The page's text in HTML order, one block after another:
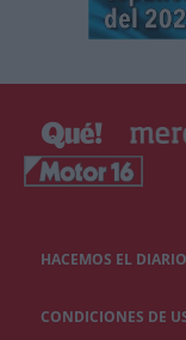
HACEMOS EL
CONDICIONES DE